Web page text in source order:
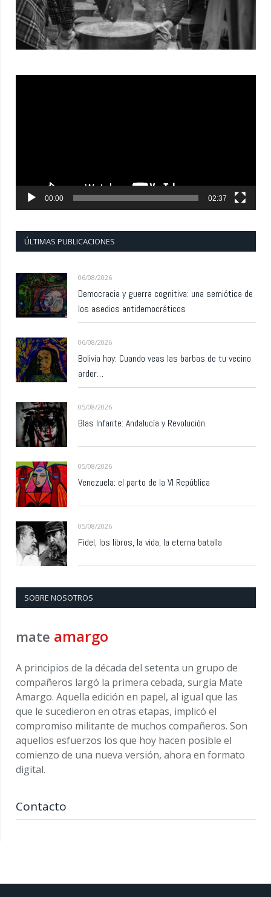
00:00 02:37
ÚLTIMAS PUBLICACIONES
06/08/2026
Democracia y guerra cognitiva: una semiótica de
los asedios antidemocráticos
06/08/2026
Bolivia hoy: Cuando veas las barbas de tu vecino
arder…
05/08/2026
Blas Infante: Andalucía y Revolución.
05/08/2026
Venezuela: el parto de la VI República
05/08/2026
Fidel, los libros, la vida, la eterna batalla
SOBRE NOSOTROS
mate amargo
A principios de la década del setenta un grupo de
compañeros largó la primera cebada, surgía Mate
Amargo. Aquella edición en papel, al igual que las
que le sucedieron en otras etapas, implicó el
compromiso militante de muchos compañeros. Son
aquellos esfuerzos los que hoy hacen posible el
comienzo de una nueva versión, ahora en formato
digital.
Contacto